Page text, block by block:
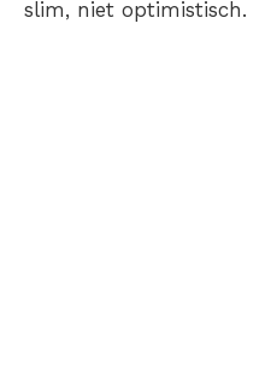
slim, niet optimistisch.